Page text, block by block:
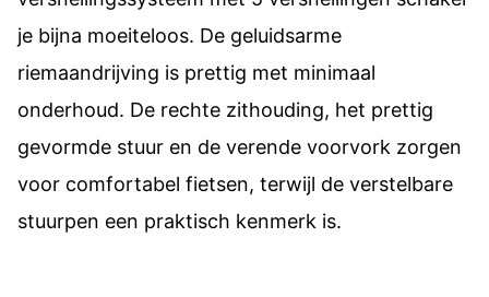
je bijna moeiteloos. De geluidsarme
riemaandrijving is prettig met minimaal
onderhoud. De rechte zithouding, het prettig
gevormde stuur en de verende voorvork zorgen
voor comfortabel fietsen, terwijl de verstelbare
stuurpen een praktisch kenmerk is.